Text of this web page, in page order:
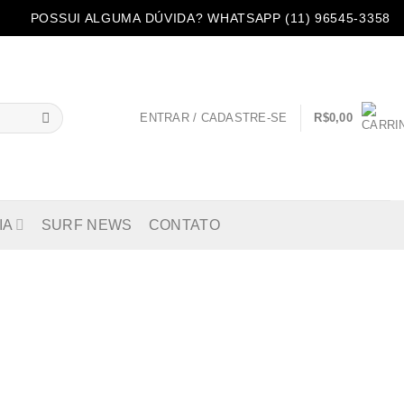
POSSUI ALGUMA DÚVIDA? WHATSAPP (11) 96545-3358
ENTRAR / CADASTRE-SE R$0,00
SURF NEWS CONTATO